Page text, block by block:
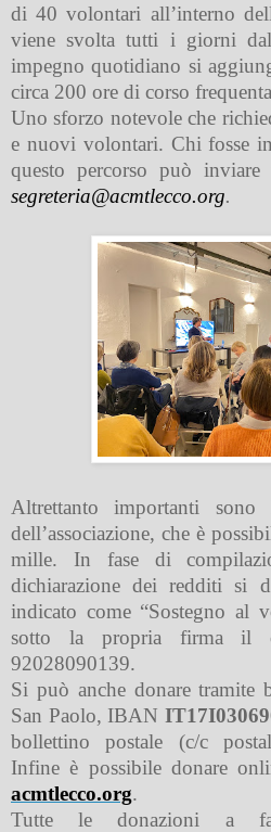
di 40 volontari all’interno
viene svolta tutti i giorni
impegno quotidiano si
circa 200 ore di corso
Uno sforzo notevole che
e nuovi volontari. Chi fosse
questo percorso può inviare
segreteria@acmtlecco.org.
Altrettanto importanti
dell’associazione, che è
mille. In fase di
dichiarazione dei redditi si
indicato come “Sostegno al
sotto la propria firma il
92028090139.
Si può anche donare tramite
San Paolo, IBAN
bollettino postale (c/c
Infine è possibile donare
acmtlecco.org.
Tutte le donazioni a